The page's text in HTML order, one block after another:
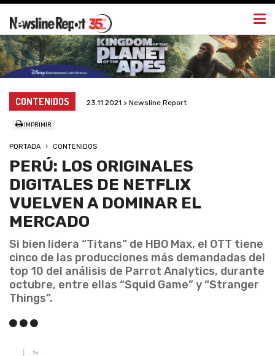
CONTENIDOS 23.11.2021 > Newsline Report
IMPRIMIR
PORTADA CONTENIDOS
PERÚ: LOS ORIGINALES
DIGITALES DE NETFLIX
VUELVEN A DOMINAR EL
MERCADO
Si bien lidera “Titans” de HBO Max, el OTT tiene
cinco de las producciones más demandadas del
top 10 del análisis de Parrot Analytics, durante
octubre, entre ellas “Squid Game” y “Stranger
Things”.